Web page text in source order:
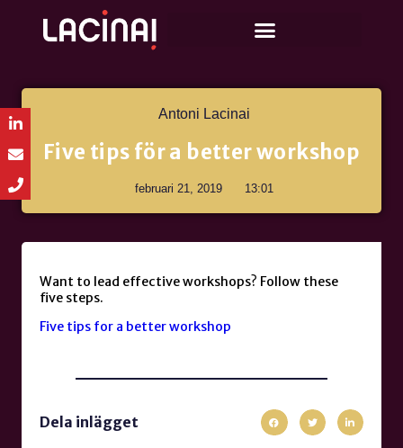
Antoni Lacinai
Five tips för a better workshop
februari 21, 2019 13:01
Want to lead effective workshops? Follow these
five steps.
Five tips for a better workshop
Dela inlägget